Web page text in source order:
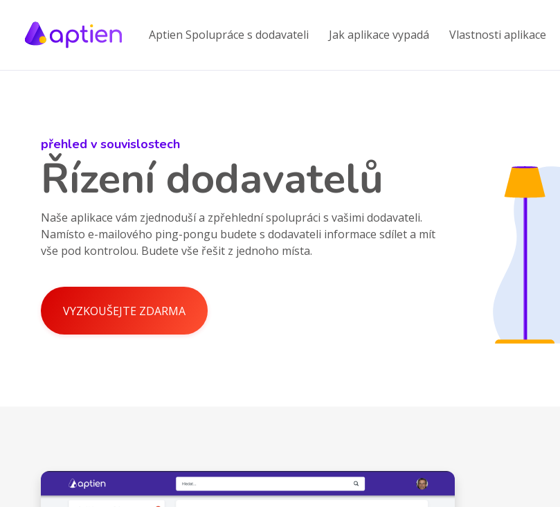
Aptien Spolupráce s dodavateli Jak aplikace vypadá Vlastnosti aplikace
přehled v souvislostech
Řízení dodavatelů
Naše aplikace vám zjednoduší a zpřehlední spolupráci s vašimi dodavateli.
Namísto e-mailového ping-pongu budete s dodavateli informace sdílet a mít
vše pod kontrolou. Budete vše řešit z jednoho místa.
VYZKOUŠEJTE ZDARMA